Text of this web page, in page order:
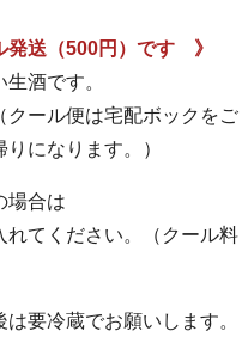
送（500円）です 》
酒です。
クール便は宅配ボックをご
になります。）
場合は
れてください。（クール料
要冷蔵でお願いします。